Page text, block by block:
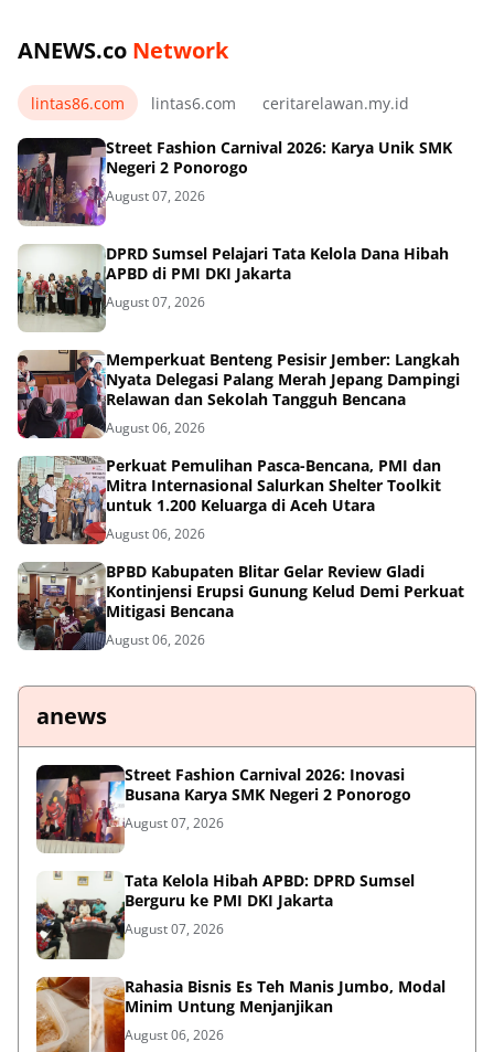
ANEWS.co Network
lintas86.com lintas6.com ceritarelawan.my.id
Street Fashion Carnival 2026: Karya Unik SMK
Negeri 2 Ponorogo
August 07, 2026
DPRD Sumsel Pelajari Tata Kelola Dana Hibah
APBD di PMI DKI Jakarta
August 07, 2026
Memperkuat Benteng Pesisir Jember: Langkah
Nyata Delegasi Palang Merah Jepang Dampingi
Relawan dan Sekolah Tangguh Bencana
August 06, 2026
Perkuat Pemulihan Pasca-Bencana, PMI dan
Mitra Internasional Salurkan Shelter Toolkit
untuk 1.200 Keluarga di Aceh Utara
August 06, 2026
BPBD Kabupaten Blitar Gelar Review Gladi
Kontinjensi Erupsi Gunung Kelud Demi Perkuat
Mitigasi Bencana
August 06, 2026
anews
Street Fashion Carnival 2026: Inovasi
Busana Karya SMK Negeri 2 Ponorogo
August 07, 2026
Tata Kelola Hibah APBD: DPRD Sumsel
Berguru ke PMI DKI Jakarta
August 07, 2026
Rahasia Bisnis Es Teh Manis Jumbo, Modal
Minim Untung Menjanjikan
August 06, 2026